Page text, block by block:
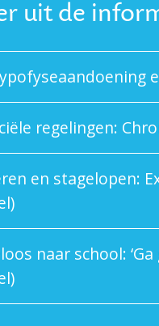
uit de
regelingen:
en stagelopen:
naar school: